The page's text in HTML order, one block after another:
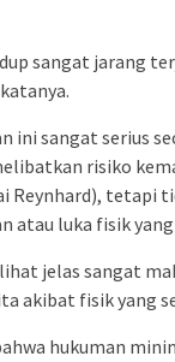
sangat jarang
ini sangat serius
risiko
Reynhard), tetapi
atau luka fisik yang
jelas sangat
akibat fisik yang
hukuman